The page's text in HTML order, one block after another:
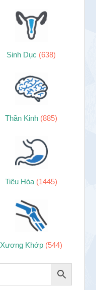
Sinh Dục (638)
Thần Kinh (885)
Tiêu Hóa (1445)
Xương Khớp (544)